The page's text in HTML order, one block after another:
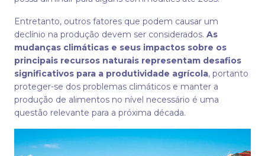
Entretanto, outros fatores que podem causar um
declínio na produção devem ser considerados. As
mudanças climáticas e seus impactos sobre os
principais recursos naturais representam desafios
significativos para a produtividade agrícola, portanto
proteger-se dos problemas climáticos e manter a
produção de alimentos no nível necessário é uma
questão relevante para a próxima década.